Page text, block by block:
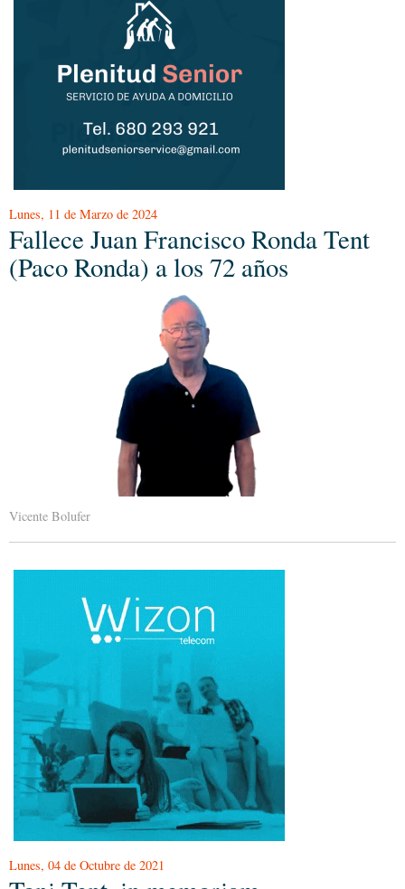
Lunes, 11 de Marzo de 2024
Fallece Juan Francisco Ronda Tent
(Paco Ronda) a los 72 años
Vicente Bolufer
Lunes, 04 de Octubre de 2021